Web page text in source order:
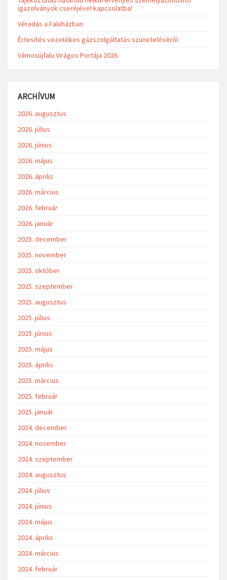
igazolványok cseréjével kapcsolatba!
Véradás a Faluházban
Értesítés vezetékes gázszolgáltatás szüneteléséről
Vámosújfalu Virágos Portája 2026
ARCHÍVUM
2026. augusztus
2026. július
2026. június
2026. május
2026. április
2026. március
2026. február
2026. január
2025. december
2025. november
2025. október
2025. szeptember
2025. augusztus
2025. július
2025. június
2025. május
2025. április
2025. március
2025. február
2025. január
2024. december
2024. november
2024. szeptember
2024. augusztus
2024. július
2024. június
2024. május
2024. április
2024. március
2024. február